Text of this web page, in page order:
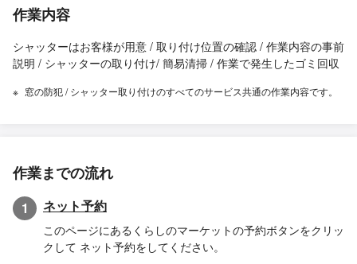
作業内容
シャッターはお客様が用意 / 取り付け位置の確認 / 作業内容の事前
説明 / シャッターの取り付け/ 簡易清掃 / 作業で発生したゴミ回収
窓の防犯 / シャッター取り付けのすべてのサービス共通の作業内容です。
作業までの流れ
1 ネット予約
このページにあるくらしのマーケットの予約ボタンをクリッ
クして ネット予約をしてください。